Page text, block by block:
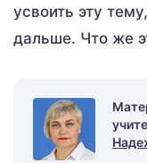
усвоить эту
дальше. Что же